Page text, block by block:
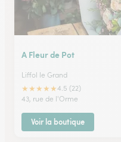
A Fleur de Pot
Liffol le Grand
★★★★★4.5 (22)
43, rue de l'Orme
Voir la boutique